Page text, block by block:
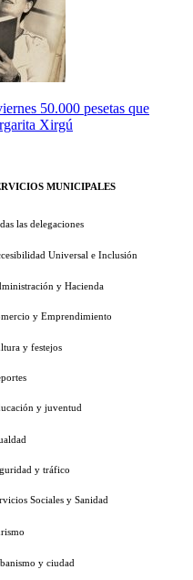
50.000 pesetas que
Xirgú
MUNICIPALES
las delegaciones
Universal e Inclusión
y Hacienda
y Emprendimiento
y festejos
y juventud
y tráfico
Sociales y Sanidad
y ciudad